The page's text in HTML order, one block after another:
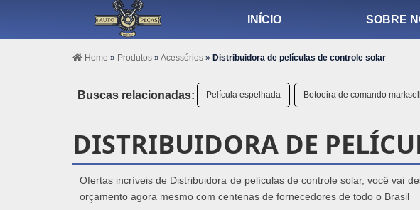
INÍCIO SOBRE
Home » Produtos »Acessórios » Distribuidora de películas de controle solar
Buscas relacionadas: Película espelhada Botoeira de comando marksell
DISTRIBUIDORA DE
Ofertas incríveis de Distribuidora de películas de controle solar, você vai
orçamento agora mesmo com centenas de fornecedores de todo o Brasil